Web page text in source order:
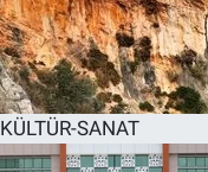
KÜLTÜR-SANAT